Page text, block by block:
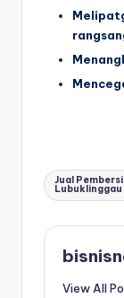
Tags:
Jual
Lubuklinggau
View All